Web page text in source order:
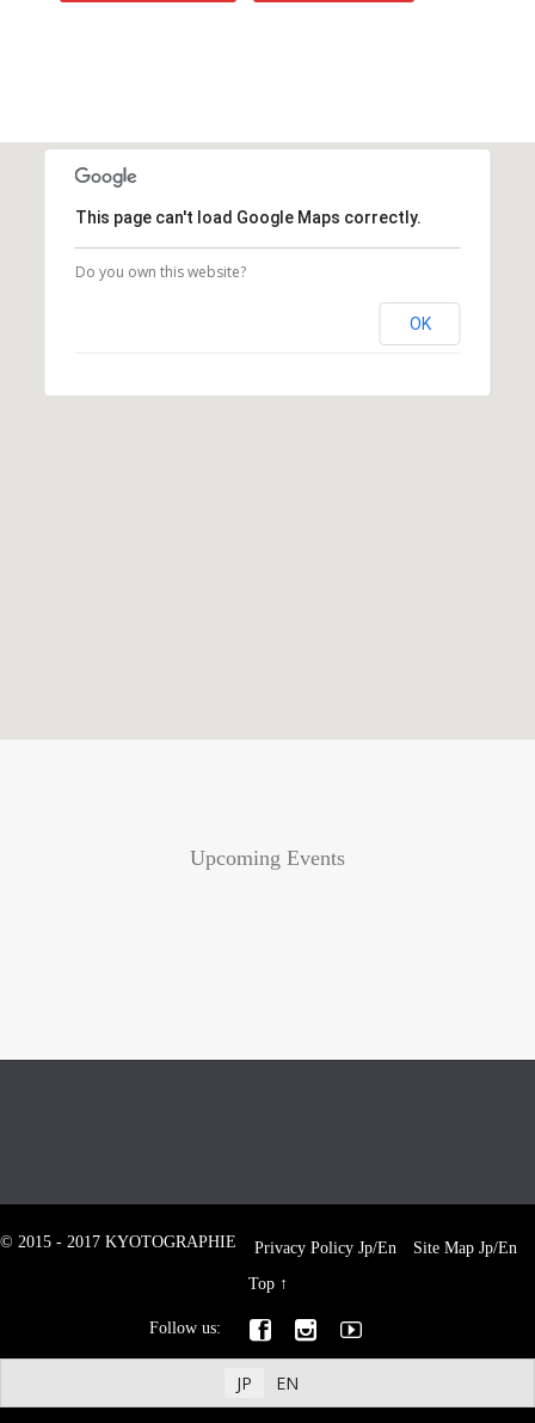
This page can't load Google Maps correctly.
Do you own this website?
OK
Upcoming Events
© 2015 - 2017 KYOTOGRAPHIE Privacy Policy Jp/En Site Map Jp/En
Top↑
Follow us:   
JP EN